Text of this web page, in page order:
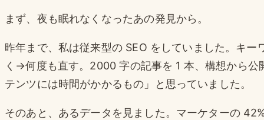
まず、夜も眠れなくなったあの発見から。
昨年まで、私は従来型の SEO をしていました。キ
く→何度も直す。2000 字の記事を 1 本、構想から
テンツには時間がかかるもの」と思っていました。
そのあと、あるデータを見ました。マーケターの